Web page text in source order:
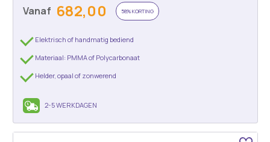
Vanaf 682,00 58% KORTING
Elektrisch of handmatig bediend
Materiaal: PMMA of Polycarbonaat
Helder, opaal of zonwerend
2-5 WERKDAGEN